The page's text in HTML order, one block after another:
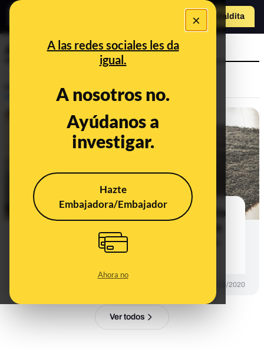
×
A las redes sociales les da
igual.
A nosotros no.
Ayúdanos a
investigar.
Hazte
Embajadora/Embajador
Ahora no
Hazte Maldita
¿Qué sabemos sobre el síndrome de
Kawasaki en relación con la COVID-
05/05/2020
Ver todos